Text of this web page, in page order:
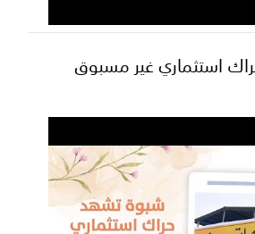
استثماري غير مسبوق